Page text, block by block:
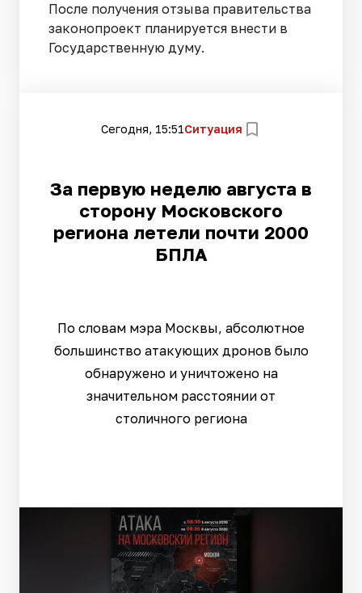
После получения отзыва правительства
законопроект планируется внести в
Государственную думу.
Сегодня, 15:51Ситуация
За первую неделю августа в
сторону Московского
региона летели почти 2000
БПЛА
По словам мэра Москвы, абсолютное
большинство атакующих дронов было
обнаружено и уничтожено на
значительном расстоянии от
столичного региона